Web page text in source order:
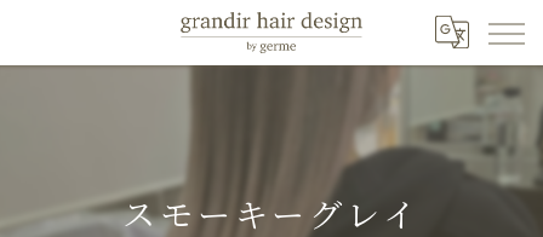
スモーキーグレイ